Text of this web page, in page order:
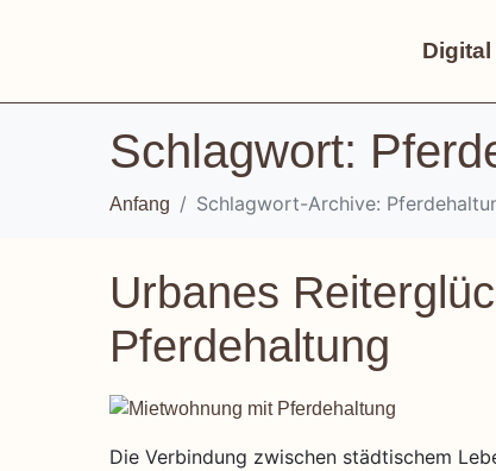
Digital
Schlagwort:
Anfang Schlagwort-Archive:
Urbanes
Pferdehaltung
Die Verbindung zwischen städtischem